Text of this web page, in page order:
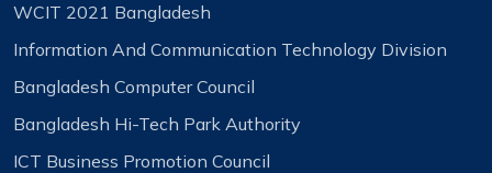
WCIT 2021 Bangladesh
Information And Communication Technology Division
Bangladesh Computer Council
Bangladesh Hi-Tech Park Authority
ICT Business Promotion Council